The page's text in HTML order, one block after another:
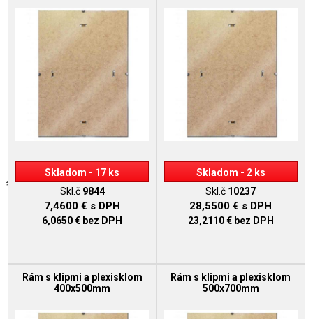
Skladom - 17 ks
Skl.č 9844
7,4600 € s DPH
6,0650 € bez DPH
Skladom - 2 ks
Skl.č 10237
28,5500 € s DPH
23,2110 € bez DPH
Rám s klipmi a plexisklom
400x500mm
Rám s klipmi a plexisklom
500x700mm